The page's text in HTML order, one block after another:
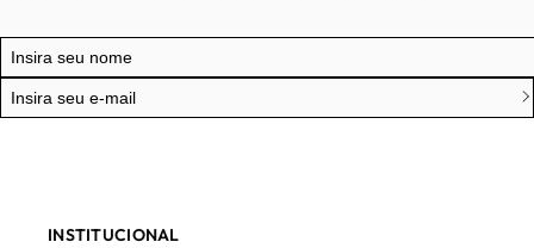
INSTITUCIONAL